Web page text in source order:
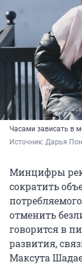
Часами зависать в
Источник: Дарья
Минцифры
сократить
отменить
говорится в
развития,
Максута